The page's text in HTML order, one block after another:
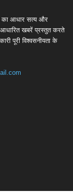
का आधार सत्य और
आधारित खबरें प्रस्तुत करते
पूरी विश्वसनीयता के